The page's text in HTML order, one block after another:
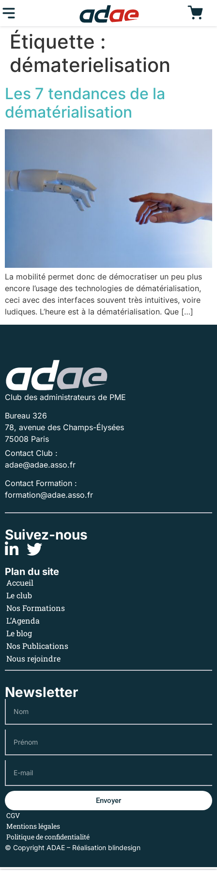
Étiquette :
dématerielisation
Les 7 tendances de la
dématérialisation
La mobilité permet donc de démocratiser un peu plus
encore l’usage des technologies de dématérialisation,
ceci avec des interfaces souvent très intuitives, voire
ludiques. L’heure est à la dématérialisation. Que […]
Club des administrateurs de PME
Bureau 326
78, avenue des Champs-Élysées
75008 Paris
Contact Club :
adae@adae.asso.fr
Contact Formation :
formation@adae.asso.fr
Suivez-nous
Plan du site
Accueil
Le club
Nos Formations
L’Agenda
Le blog
Nos Publications
Nous rejoindre
Newsletter
Envoyer
CGV
Mentions légales
Politique de confidentialité
© Copyright ADAE – Réalisation blindesign